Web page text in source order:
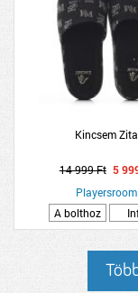
Kincsem Zita
14 999 Ft 5
Playersroom
A bolthoz